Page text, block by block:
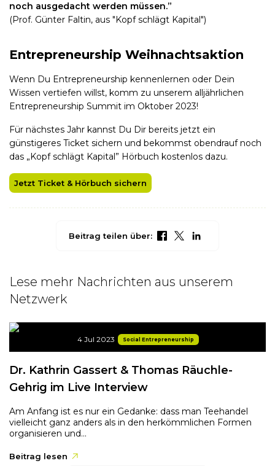
noch ausgedacht werden müssen.”
(Prof. Günter Faltin, aus "Kopf schlägt Kapital")
Entrepreneurship Weihnachtsaktion
Wenn Du Entrepreneurship kennenlernen oder Dein
Wissen vertiefen willst, komm zu unserem alljährlichen
Entrepreneurship Summit im Oktober 2023!
Für nächstes Jahr kannst Du Dir bereits jetzt ein
günstigeres Ticket sichern und bekommst obendrauf noch
das „Kopf schlägt Kapital” Hörbuch kostenlos dazu.
Jetzt Ticket & Hörbuch sichern
Beitrag teilen über:
Lese mehr Nachrichten aus unserem
Netzwerk
4 Jul 2023 Social Entrepreneurship
Dr. Kathrin Gassert & Thomas Räuchle-
Gehrig im Live Interview
Am Anfang ist es nur ein Gedanke: dass man Teehandel
vielleicht ganz anders als in den herkömmlichen Formen
organisieren und...
Beitrag lesen